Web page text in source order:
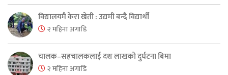
विद्यालयमै केरा खेती : उद्यमी बन्दै विद्यार्थी
२ महिना अगाडि
चालक–सहचालकलाई दश लाखको दुर्घटना बिमा
२ महिना अगाडि